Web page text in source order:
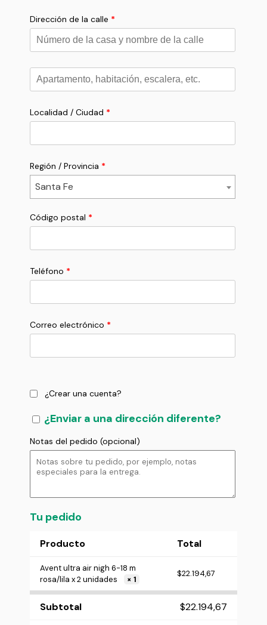
Dirección de la calle *
Apartamento,
habitación,
escalera,
Localidad / Ciudad *
Región / Provincia *
Santa Fe
Código postal *
Teléfono *
Correo electrónico *
¿Crear una cuenta?
¿Enviar a una dirección diferente?
Notas del pedido (opcional)
Tu pedido
Producto Total
Avent ultra air nigh 6-18 m
rosa/lila x 2 unidades
× 1
$22.194,67
Subtotal $22.194,67